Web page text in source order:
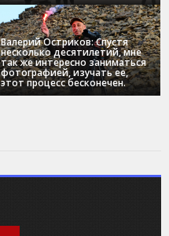
Валерий Остриков: Спустя
несколько десятилетий, мне
так же интересно заниматься
фотографией, изучать ее,
этот процесс бесконечен.